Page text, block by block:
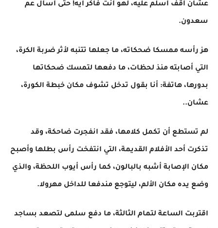
عشان أقف أسلم عليه، لهو أنت فاكر ايه! حتى أسأل عم
سعدون.
هز رأسه ممسكا ضحكاته، ما جعلها تتنبه لأثر ضربة الكرة،
التي أصابته منذ لحظات، ما دفعها لتمسك ضحكاتها
بدورها، هاتفة: أنا بقول تدخل تشوف مكان خبطة الكورة،
عشان..
لم تستطع أن تكمل كلامها، فقد انفجرت ضاحكة، وقد
تذكرت أحد الأفلام القديمة، التي انتفخت رأس بطلها وأصبح
مكان الإصابة أشبه بالبالون، كما رأس أيوب اللحظة، والذي
وضع يده مكان الألم، ليتوجع مندفعا للداخل مهرولا.
اقتربت الساعة لتمام الثالثة، ما دفع سلمى لتصعد بساجد